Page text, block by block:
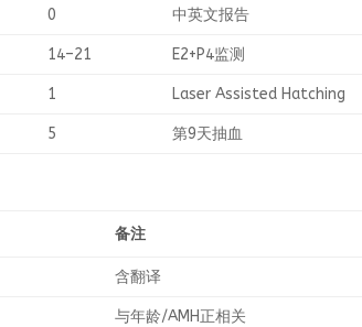
0 中英文报告
14–21 E2+P4监测
1 Laser Assisted Hatching
5 第9天抽血
备注
含翻译
与年龄/AMH正相关